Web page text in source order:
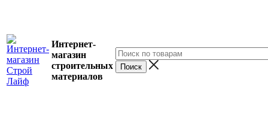
Интернет-
магазин
строительных
материалов